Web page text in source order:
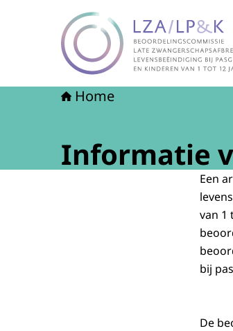
Naar de homepage van LZA-
Home
Informatie
Een
van 1
bij
De